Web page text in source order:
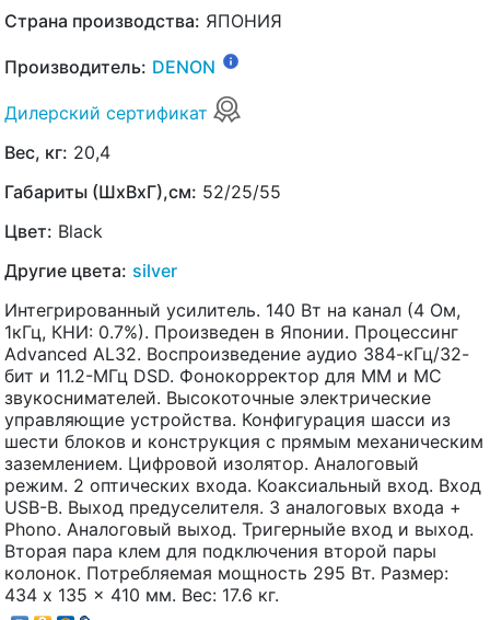
Страна производства: ЯПОНИЯ
Производитель: DENON
Дилерский сертификат
Вес, кг: 20,4
Габариты (ШхВхГ),см: 52/25/55
Цвет: Black
Другие цвета: silver
Интегрированный усилитель. 140 Вт на канал (4 Ом,
1кГц, КНИ: 0.7%). Произведен в Японии. Процессинг
Advanced AL32. Воспроизведение аудио 384-кГц/32-
бит и 11.2-МГц DSD. Фонокорректор для ММ и МС
звукоснимателей. Высокоточные электрические
управляющие устройства. Конфигурация шасси из
шести блоков и конструкция с прямым механическим
заземлением. Цифровой изолятор. Аналоговый
режим. 2 оптических входа. Коаксиальный вход. Вход
USB-B. Выход предуселителя. 3 аналоговых входа +
Phono. Аналоговый выход. Тригерныйе вход и выход.
Вторая пара клем для подключения второй пары
колонок. Потребляемая мощность 295 Вт. Размер:
434 x 135 x 410 мм. Вес: 17.6 кг.